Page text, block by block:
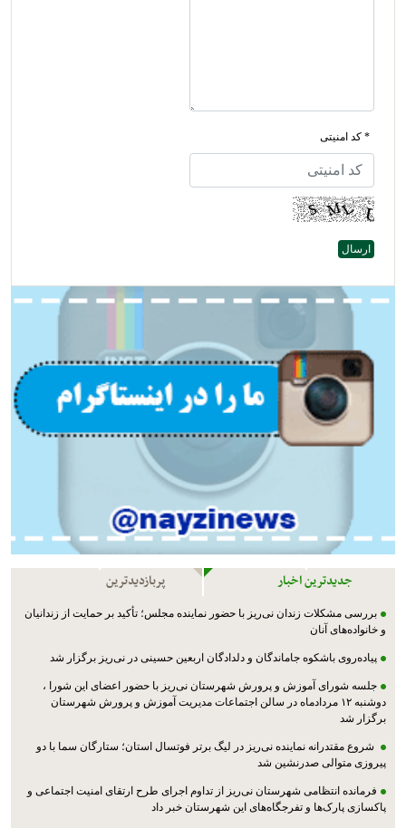
* کد امنیتی
جدیدترین اخبار پربازدیدترین
بررسی مشکلات زندان نی‌ریز با حضور نماینده مجلس؛ تأکید بر حمایت از زندانیان
و خانواده‌های آنان
پیاده‌روی باشکوه جاماندگان و دلدادگان اربعین حسینی در نی‌ریز برگزار شد
جلسه شورای آموزش و پرورش شهرستان نی‌ریز با حضور اعضای این شورا ،
دوشنبه ۱۲ مردادماه در سالن اجتماعات مدیریت آموزش و پرورش شهرستان
برگزار شد
شروع مقتدرانه نماینده نی‌ریز در لیگ برتر فوتسال استان؛ ستارگان سما با دو
پیروزی متوالی صدرنشین شد
فرمانده انتظامی شهرستان نی‌ریز از تداوم اجرای طرح ارتقای امنیت اجتماعی و
پاکسازی پارک‌ها و تفرجگاه‌های این شهرستان خبر داد